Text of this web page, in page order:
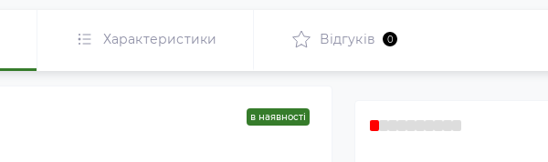
Характеристики Відгуків 0
в наявності